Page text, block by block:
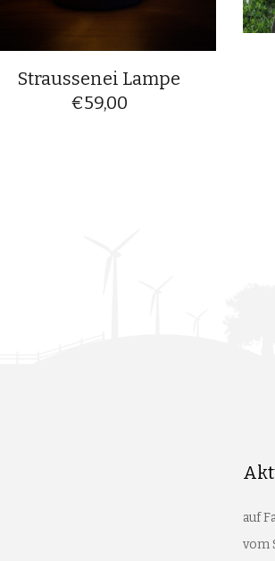
Straussenei Lampe
€59,00
auf
vom